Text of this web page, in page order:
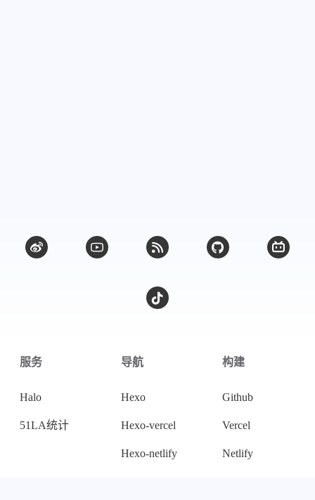
服务
Halo
51LA统计
导航
Hexo
Hexo-vercel
Hexo-netlify
构建
Github
Vercel
Netlify